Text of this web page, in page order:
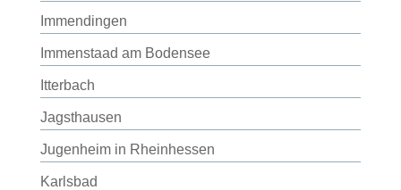
Immendingen
Immenstaad am Bodensee
Itterbach
Jagsthausen
Jugenheim in Rheinhessen
Karlsbad